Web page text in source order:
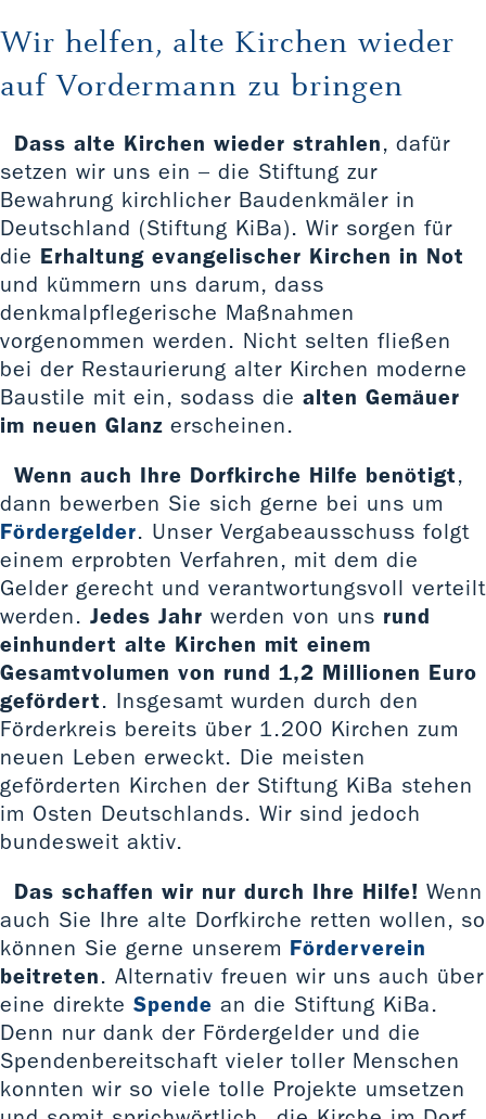
Wir helfen, alte Kirchen wieder
auf Vordermann zu bringen
Dass alte Kirchen wieder strahlen, dafür
setzen wir uns ein – die Stiftung zur
Bewahrung kirchlicher Baudenkmäler in
Deutschland (Stiftung KiBa). Wir sorgen für
die Erhaltung evangelischer Kirchen in Not
und kümmern uns darum, dass
denkmalpflegerische Maßnahmen
vorgenommen werden. Nicht selten fließen
bei der Restaurierung alter Kirchen moderne
Baustile mit ein, sodass die alten Gemäuer
im neuen Glanz erscheinen.
Wenn auch Ihre Dorfkirche Hilfe benötigt,
dann bewerben Sie sich gerne bei uns um
Fördergelder. Unser Vergabeausschuss folgt
einem erprobten Verfahren, mit dem die
Gelder gerecht und verantwortungsvoll verteilt
werden. Jedes Jahr werden von uns rund
einhundert alte Kirchen mit einem
Gesamtvolumen von rund 1,2 Millionen Euro
gefördert. Insgesamt wurden durch den
Förderkreis bereits über 1.200 Kirchen zum
neuen Leben erweckt. Die meisten
geförderten Kirchen der Stiftung KiBa stehen
im Osten Deutschlands. Wir sind jedoch
bundesweit aktiv.
Das schaffen wir nur durch Ihre Hilfe! Wenn
auch Sie Ihre alte Dorfkirche retten wollen, so
können Sie gerne unserem Förderverein
beitreten. Alternativ freuen wir uns auch über
eine direkte Spende an die Stiftung KiBa.
Denn nur dank der Fördergelder und die
Spendenbereitschaft vieler toller Menschen
konnten wir so viele tolle Projekte umsetzen